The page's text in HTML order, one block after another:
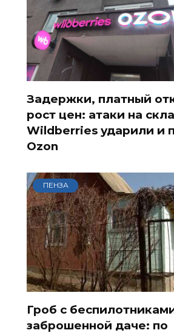
Задержки, платный
рост цен: атаки на
Wildberries ударили и
Ozon
ПЕНЗА
Гроб с
заброшенной даче: по